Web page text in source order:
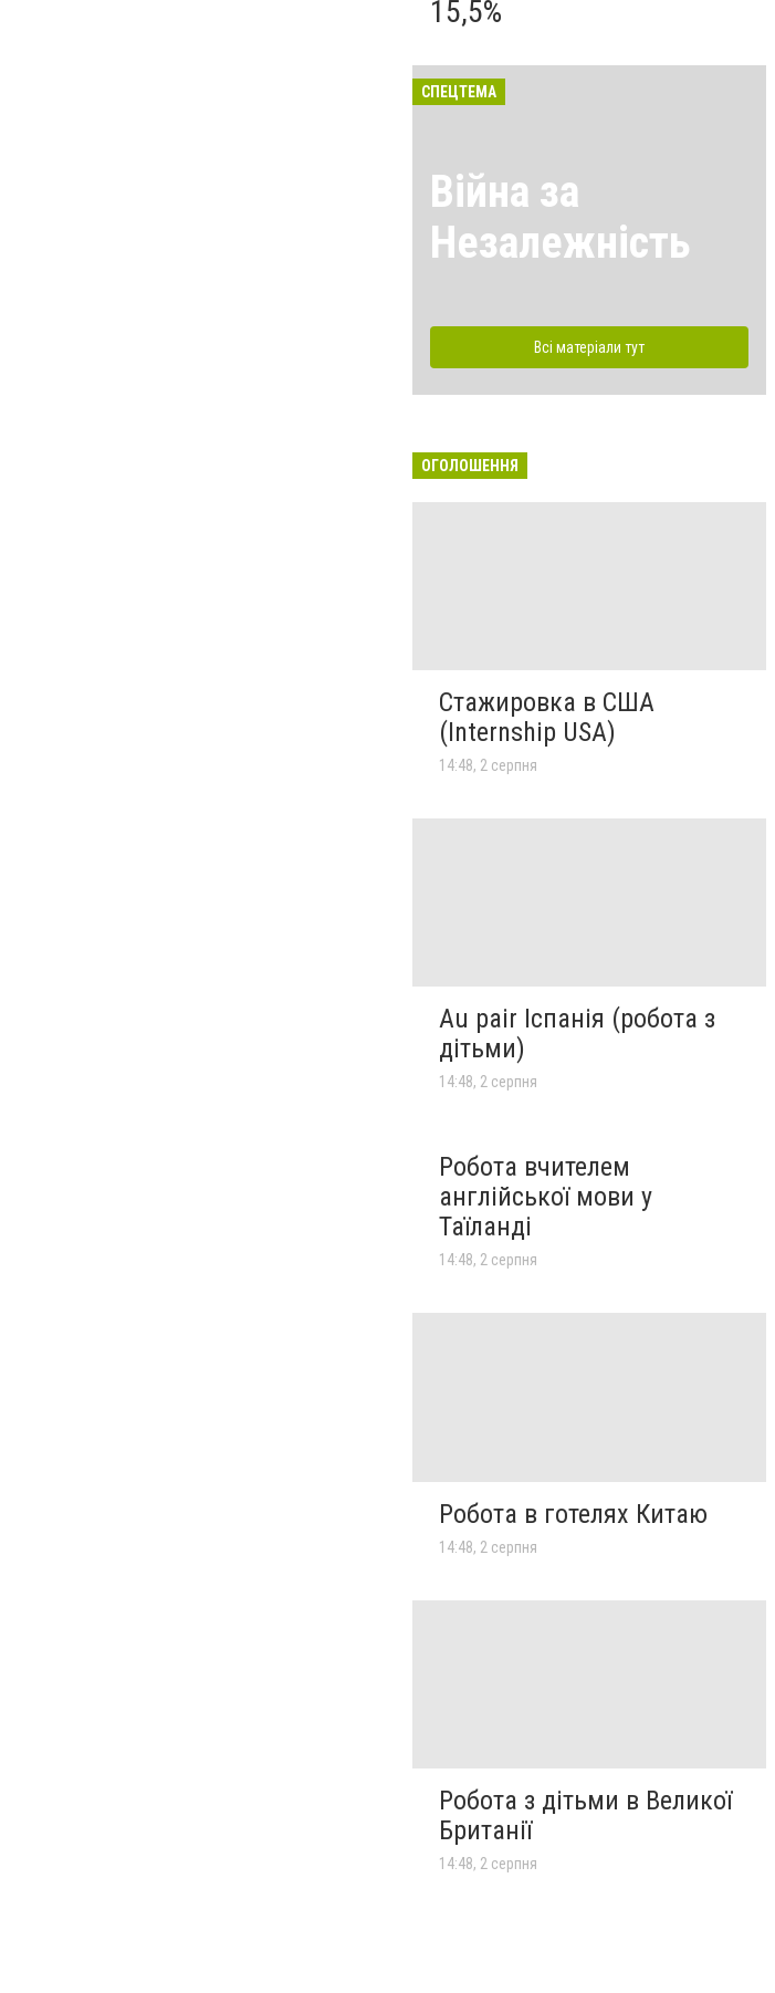
15,5%
СПЕЦТЕМА
Війна за
Незалежність
Всі матеріали тут
ОГОЛОШЕННЯ
Стажировка в США
(Internship USA)
14:48, 2 серпня
Au pair Іспанія (робота з
дітьми)
14:48, 2 серпня
Робота вчителем
англійської мови у
Таїланді
14:48, 2 серпня
Робота в готелях Китаю
14:48, 2 серпня
Робота з дітьми в Великої
Британії
14:48, 2 серпня